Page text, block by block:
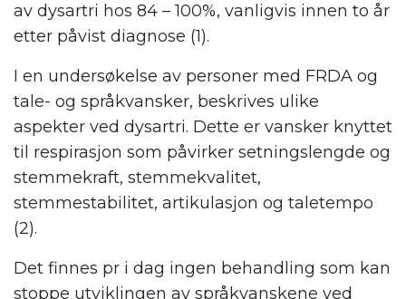
av dysartri hos 84 – 100%, vanligvis innen to år
etter påvist diagnose (1).
I en undersøkelse av personer med FRDA og
tale- og språkvansker, beskrives ulike
aspekter ved dysartri. Dette er vansker knyttet
til respirasjon som påvirker setningslengde og
stemmekraft, stemmekvalitet,
stemmestabilitet, artikulasjon og taletempo
(2).
Det finnes pr i dag ingen behandling som kan
stoppe utviklingen av språkvanskene ved